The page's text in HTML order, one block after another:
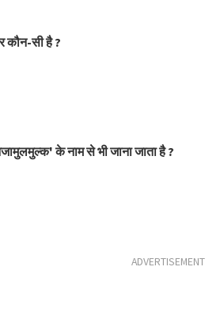
कौन-सी है ?
के नाम से भी जाना जाता है ?
ADVERTISEMENT